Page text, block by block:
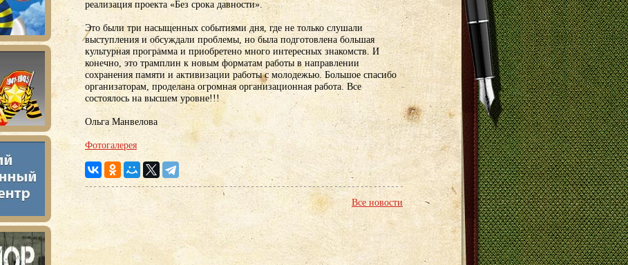
реализация проекта «Без срока давности».
Это были три насыщенных событиями дня, где не только слушали
выступления и обсуждали проблемы, но была подготовлена большая
культурная программа и приобретено много интересных знакомств. И
конечно, это трамплин к новым форматам работы в направлении
сохранения памяти и активизации работы с молодежью. Большое спасибо
организаторам, проделана огромная организационная работа. Все
состоялось на высшем уровне!!!
Ольга Манвелова
Фотогалерея
Все новости